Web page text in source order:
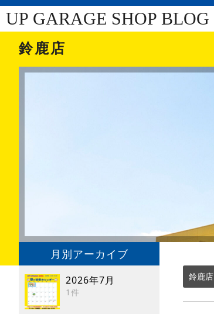
UP GARAGE SHOP BLOG
鈴鹿店
月別アーカイブ
2026年7月
1件
鈴鹿店